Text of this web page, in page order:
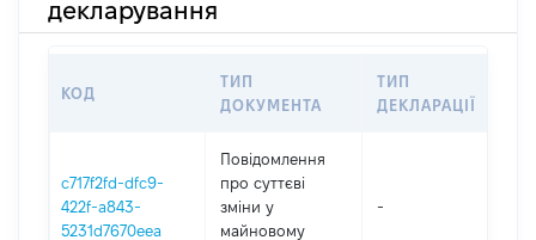
декларування
КОД
ТИП
ДОКУМЕНТА
ТИП
ДЕКЛАРАЦІЇ
c717f2fd-dfc9-
422f-a843-
5231d7670eea
Повідомлення
про суттєві
зміни y
майновому
-